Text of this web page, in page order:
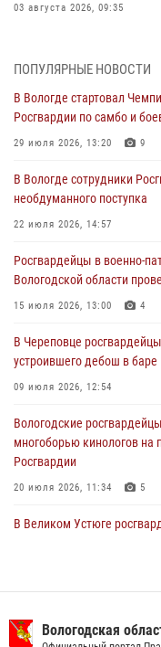
03 августа 2026, 09:35
товаров из магазина
В Вологде определились
Северо-Западного округа
03 августа 2026, 08:54
ЗА МИНУВШУЮ НЕДЕЛЮ
ПРАВОНАРУШИТЕЛЯ
нарушителя на питбайке
31 июля 2026, 06:43
ПОПУЛЯРНЫЕ НОВОСТИ
В Вологде стартовал
Росгвардии по самбо и
29 июля 2026, 13:20 9
В Вологде сотрудники
необдуманного поступка
22 июля 2026, 14:57
Росгвардейцы в военно-
Вологодской области
15 июля 2026, 13:00 4
В Череповце
устроившего дебош в баре
09 июля 2026, 12:54
Вологодские
многоборью кинологов на
Росгвардии
20 июля 2026, 11:34 5
В Великом Устюге
взаимодействие по
Вологодская